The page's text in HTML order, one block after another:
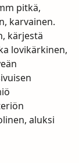
pitkä,
karvainen.
kärjestä
lovikärkinen,
aluksi